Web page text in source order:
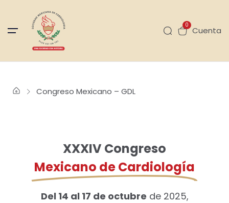
0
Cuenta
Congreso Mexicano – GDL
XXXIV Congreso
Mexicano de Cardiología
Del 14 al 17 de octubre de 2025,